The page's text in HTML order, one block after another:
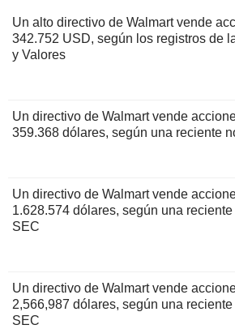
Un alto directivo de Walmart vende
342.752 USD, según los registros de
y Valores
Un directivo de Walmart vende
359.368 dólares, según una reciente
Un directivo de Walmart vende
1.628.574 dólares, según una
SEC
Un directivo de Walmart vende
2,566,987 dólares, según una
SEC